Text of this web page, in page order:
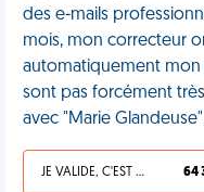
des e-mails
mois, mon correcteur
automatiquement mon
sont pas forcément
avec "Marie
JE VALIDE, C'EST UNE VDM 64